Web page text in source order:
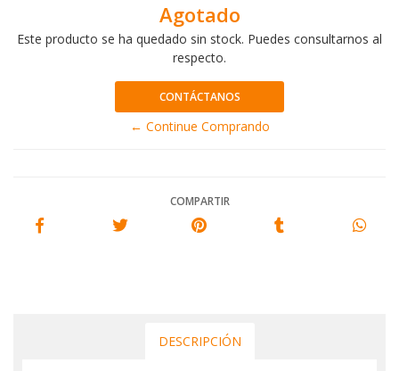
Agotado
Este producto se ha quedado sin stock. Puedes consultarnos al
respecto.
CONTÁCTANOS
← Continue Comprando
COMPARTIR
DESCRIPCIÓN